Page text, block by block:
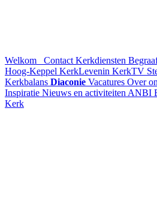
Welkom Contact Kerkdiensten
Hoog-Keppel KerkLevenin KerkTV
Kerkbalans Diaconie Vacatures Over
Inspiratie Nieuws en activiteiten ANBI
Kerk